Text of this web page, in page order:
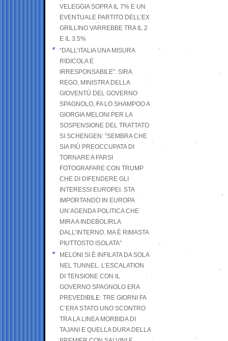
VELEGGIA SOPRA IL 7% E UN
EVENTUALE PARTITO DELL’EX
GRILLINO VARREBBE TRA IL 2
E IL 3.5%
“DALL’ITALIA UNA MISURA
RIDICOLA E
IRRESPONSABILE”: SIRA
REGO, MINISTRA DELLA
GIOVENTÙ DEL GOVERNO
SPAGNOLO, FA LO SHAMPOO A
GIORGIA MELONI PER LA
SOSPENSIONE DEL TRATTATO
SI SCHENGEN: “SEMBRA CHE
SIA PIÙ PREOCCUPATA DI
TORNARE A FARSI
FOTOGRAFARE CON TRUMP
CHE DI DIFENDERE GLI
INTERESSI EUROPEI. STA
IMPORTANDO IN EUROPA
UN’AGENDA POLITICA CHE
MIRA A INDEBOLIRLA
DALL’INTERNO. MA È RIMASTA
PIUTTOSTO ISOLATA”
MELONI SI È INFILATA DA SOLA
NEL TUNNEL. L’ESCALATION
DI TENSIONE CON IL
GOVERNO SPAGNOLO ERA
PREVEDIBILE: TRE GIORNI FA
C’ERA STATO UNO SCONTRO
TRA LA LINEA MORBIDA DI
TAJANI E QUELLA DURA DELLA